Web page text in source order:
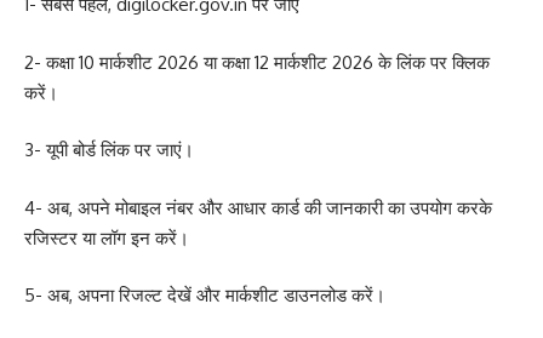
2- कक्षा 10 मार्कशीट 2026 या कक्षा 12 मार्कशीट 2026 के लिंक पर क्लिक
करें।
3- यूपी बोर्ड लिंक पर जाएं।
4- अब, अपने मोबाइल नंबर और आधार कार्ड की जानकारी का उपयोग करके
रजिस्टर या लॉग इन करें।
5- अब, अपना रिजल्ट देखें और मार्कशीट डाउनलोड करें।